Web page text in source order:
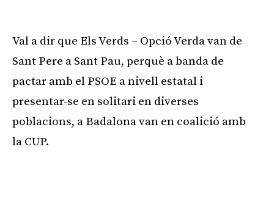
Val a dir que Els Verds – Opció Verda van de
Sant Pere a Sant Pau, perquè a banda de
pactar amb el PSOE a nivell estatal i
presentar-se en solitari en diverses
poblacions, a Badalona van en coalició amb
la CUP.